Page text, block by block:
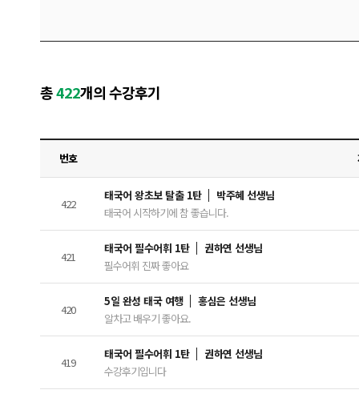
총422개의 수강후기
번호
422
태국어 왕초보 탈출 1탄
박주혜 선생님
태국어 시작하기에 참 좋습니다.
421
태국어 필수어휘 1탄
권하연 선생님
필수어휘 진짜 좋아요
420
5일 완성 태국 여행
홍심은 선생님
알차고 배우기 좋아요.
419
태국어 필수어휘 1탄
권하연 선생님
수강후기입니다